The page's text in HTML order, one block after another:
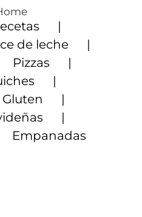
de leche
Pizzas
Gluten
Empanadas